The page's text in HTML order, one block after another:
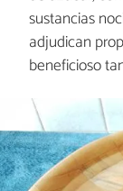
sustancias
adjudican
beneficioso